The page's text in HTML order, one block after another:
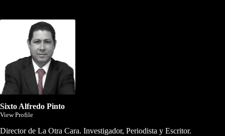
Sixto Alfredo Pinto
View Profile
Director de La Otra Cara. Investigador, Periodista y Escritor.